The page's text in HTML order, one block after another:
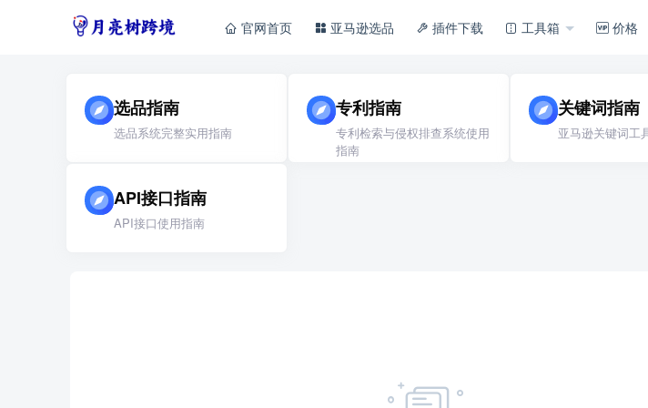
官网首页 亚马逊选品 插件下载 工具箱 价格
选品指南
选品系统完整实用指南
专利指南
专利检索与侵权排查系统使用
指南
关键词指南
亚马逊关键词工
API接口指南
API接口使用指南